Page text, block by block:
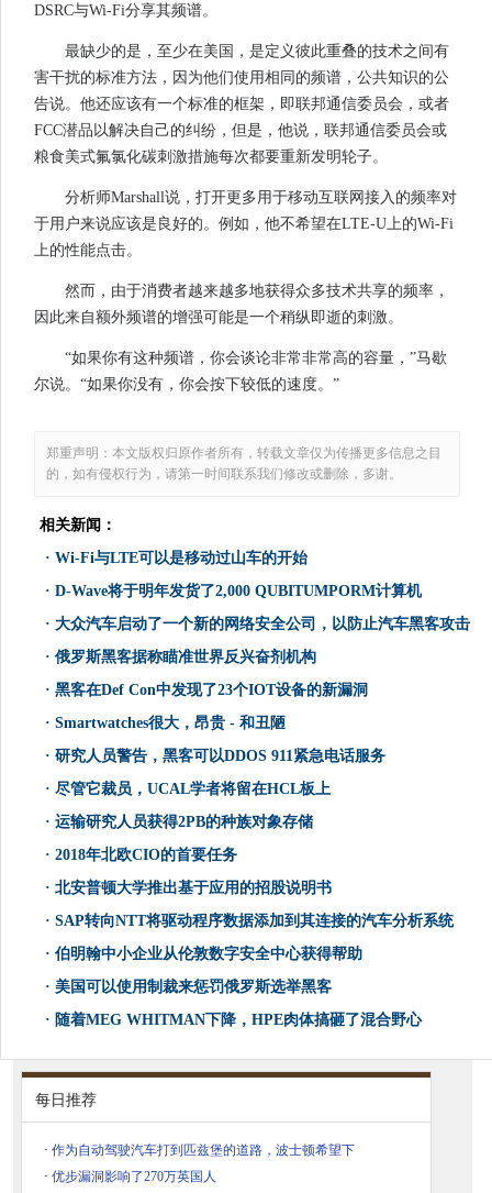
DSRC与Wi-Fi分享其频谱。
最缺少的是，至少在美国，是定义彼此重叠的技术之间有
害干扰的标准方法，因为他们使用相同的频谱，公共知识的公
告说。他还应该有一个标准的框架，即联邦通信委员会，或者
FCC潜品以解决自己的纠纷，但是，他说，联邦通信委员会或
粮食美式氟氯化碳刺激措施每次都要重新发明轮子。
分析师Marshall说，打开更多用于移动互联网接入的频率对
于用户来说应该是良好的。例如，他不希望在LTE-U上的Wi-Fi
上的性能点击。
然而，由于消费者越来越多地获得众多技术共享的频率，
因此来自额外频谱的增强可能是一个稍纵即逝的刺激。
“如果你有这种频谱，你会谈论非常非常高的容量，”马歇
尔说。“如果你没有，你会按下较低的速度。”
郑重声明：本文版权归原作者所有，转载文章仅为传播更多信息之目
的，如有侵权行为，请第一时间联系我们修改或删除，多谢。
相关新闻：
· Wi-Fi与LTE可以是移动过山车的开始
· D-Wave将于明年发货了2,000 QUBITUMPORM计算机
· 大众汽车启动了一个新的网络安全公司，以防止汽车黑客攻击
· 俄罗斯黑客据称瞄准世界反兴奋剂机构
· 黑客在Def Con中发现了23个IOT设备的新漏洞
· Smartwatches很大，昂贵 - 和丑陋
· 研究人员警告，黑客可以DDOS 911紧急电话服务
· 尽管它裁员，UCAL学者将留在HCL板上
· 运输研究人员获得2PB的种族对象存储
· 2018年北欧CIO的首要任务
· 北安普顿大学推出基于应用的招股说明书
· SAP转向NTT将驱动程序数据添加到其连接的汽车分析系统
· 伯明翰中小企业从伦敦数字安全中心获得帮助
· 美国可以使用制裁来惩罚俄罗斯选举黑客
· 随着MEG WHITMAN下降，HPE肉体搞砸了混合野心
每日推荐
· 作为自动驾驶汽车打到匹兹堡的道路，波士顿希望下
· 优步漏洞影响了270万英国人